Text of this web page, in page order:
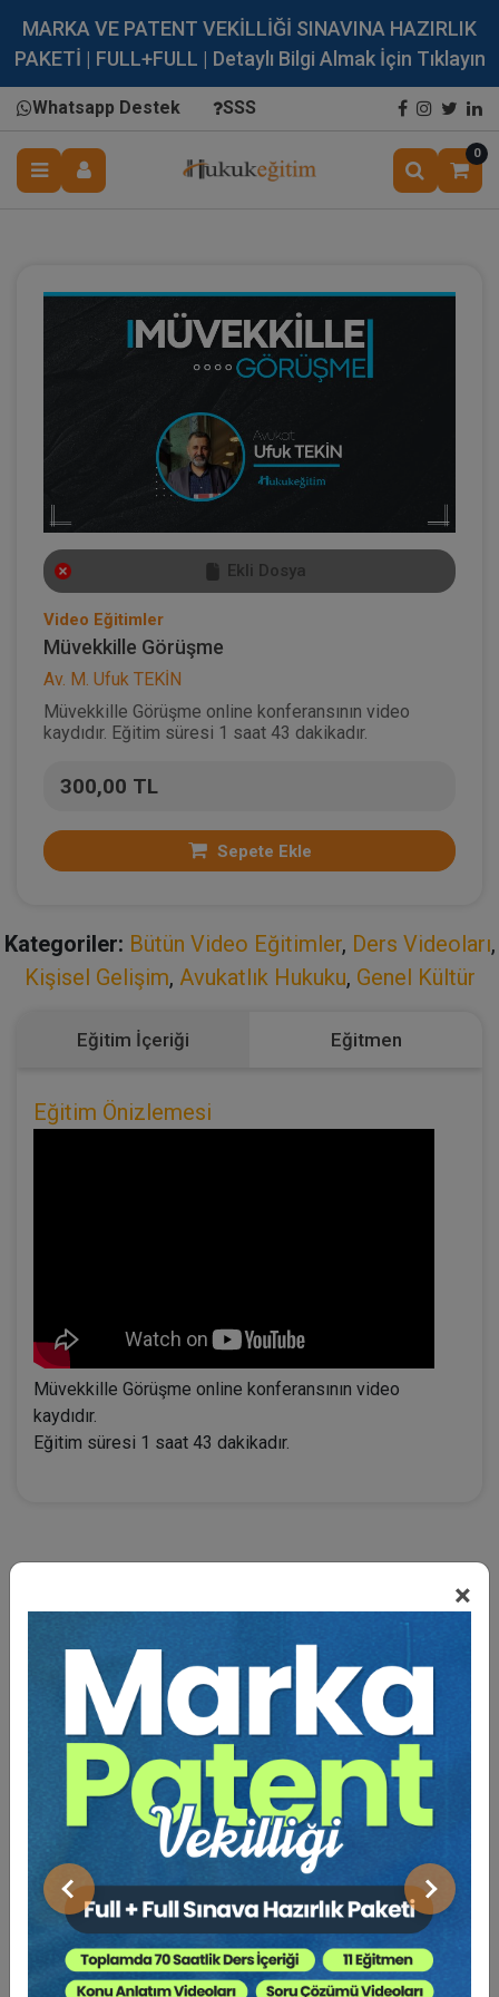
MARKA VE PATENT VEKİLLİĞİ SINAVINA HAZIRLIK
PAKETİ | FULL+FULL | Detaylı Bilgi Almak İçin Tıklayın
Whatsapp Destek SSS
0
×
Önceki Sonraki
Ekli Dosya
Video Eğitimler
Müvekkille Görüşme
Av. M. Ufuk TEKİN
Müvekkille Görüşme online konferansının video
kaydıdır. Eğitim süresi 1 saat 43 dakikadır.
300,00 TL
Sepete Ekle
Kategoriler: Bütün Video Eğitimler, Ders Videoları,
Kişisel Gelişim, Avukatlık Hukuku, Genel Kültür
Eğitim İçeriği Eğitmen
Eğitim Önizlemesi
Müvekkille Görüşme online konferansının video
kaydıdır.
Eğitim süresi 1 saat 43 dakikadır.
BENZER VIDEO EĞITIMLER
Video Eğitim Abonesi Ol: Sadece 5490 TL / Yıllık
Tüketici Hukuku Enstitüsü